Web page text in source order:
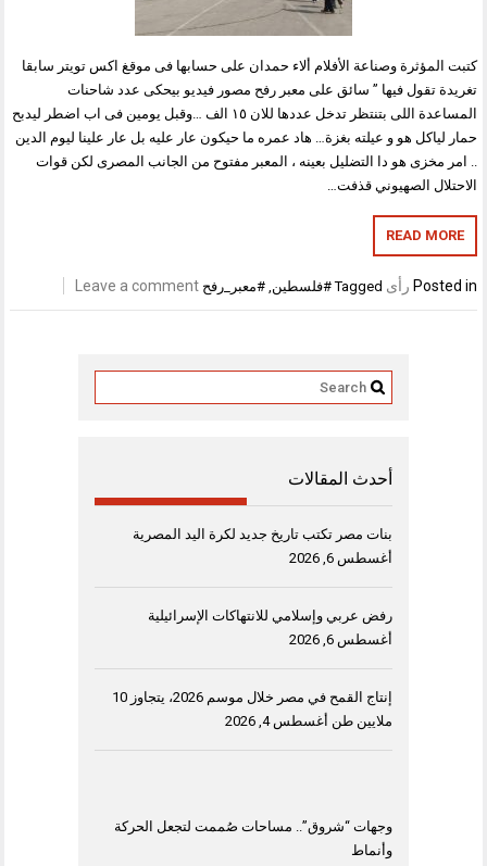
كتبت المؤثرة وصناعة الأفلام ألاء حمدان على حسابها فى موقغ اكس تويتر سابقا
تغريدة تقول فيها ” سائق على معبر رفح مصور فيديو بيحكى عدد شاحنات
المساعدة اللى بتنتظر تدخل عددها للان ١٥ الف …وقبل يومين فى اب اضطر ليدبح
حمار لياكل هو و عيلته بغزة… هاد عمره ما حيكون عار عليه بل عار علينا ليوم الدين
.. امر مخزى هو دا التضليل بعينه ، المعبر مفتوح من الجانب المصرى لكن قوات
الاحتلال الصهيوني قذفت…
READ MORE
Posted in رأى Tagged #فلسطين,#معبر_رفح Leave a comment
أحدث المقالات
بنات مصر تكتب تاريخ جديد لكرة اليد المصرية
أغسطس 6, 2026
رفض عربي وإسلامي للانتهاكات الإسرائيلية
أغسطس 6, 2026
إنتاج القمح في مصر خلال موسم 2026، يتجاوز 10
ملايين طن أغسطس 4, 2026
وجهات “شروق”.. مساحات صُممت لتجعل الحركة
وأنماط